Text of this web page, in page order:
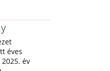
éves
év